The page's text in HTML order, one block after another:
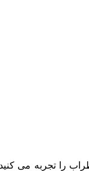
را تجربه می